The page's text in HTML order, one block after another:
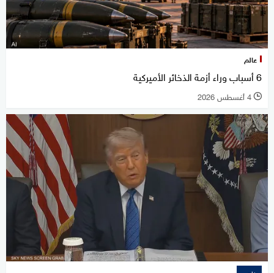
عالم
6 أسباب وراء أزمة الذخائر الأميركية
l 4 أغسطس 2026